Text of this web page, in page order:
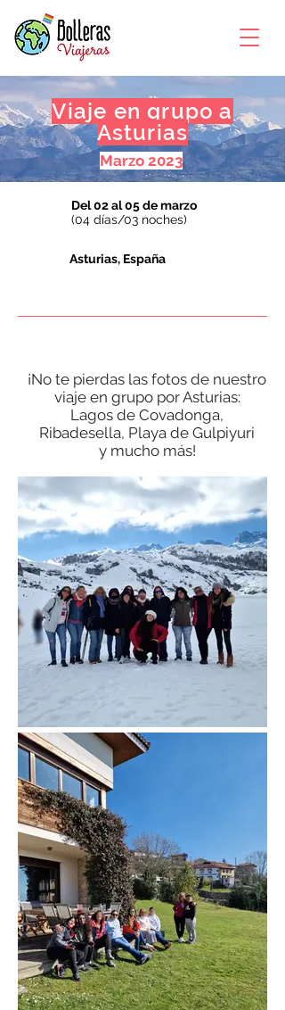
Viaje en grupo a
Asturias
Marzo 2023
Del 02 al 05 de marzo
(04 días/03 noches)
Asturias, España
¡No te pierdas las fotos de nuestro
viaje en grupo por Asturias:
Lagos de Covadonga,
Ribadesella, Playa de Gulpiyuri
y mucho más!